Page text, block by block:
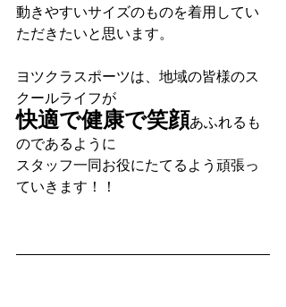
動きやすいサイズのものを着用してい
ただきたいと思います。
ヨツクラスポーツは、地域の皆様のス
クールライフが
快適で健康で笑顔あふれるも
のであるように
スタッフ一同お役にたてるよう頑張っ
ていきます！！